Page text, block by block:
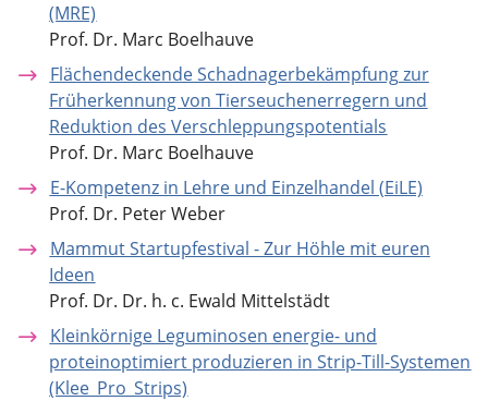
(MRE)
Prof. Dr. Marc Boelhauve
Flächendeckende Schadnagerbekämpfung zur
Früherkennung von Tierseuchenerregern und
Reduktion des Verschleppungspotentials
Prof. Dr. Marc Boelhauve
E-Kompetenz in Lehre und Einzelhandel (EiLE)
Prof. Dr. Peter Weber
Mammut Startupfestival - Zur Höhle mit euren
Ideen
Prof. Dr. Dr. h. c. Ewald Mittelstädt
Kleinkörnige Leguminosen energie- und
proteinoptimiert produzieren in Strip-Till-Systemen
(Klee_Pro_Strips)